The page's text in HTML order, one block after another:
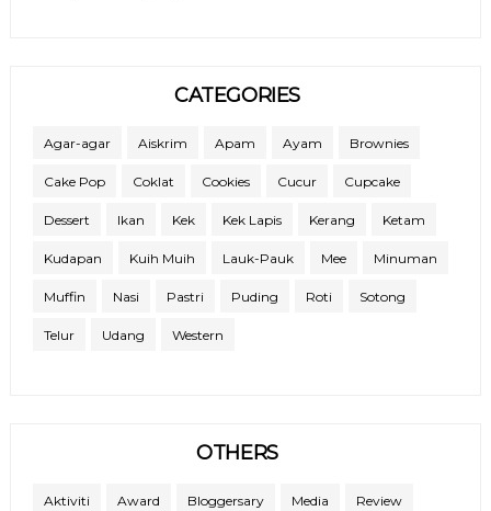
CATEGORIES
Agar-agar Aiskrim Apam Ayam Brownies
Cake Pop Coklat Cookies Cucur Cupcake
Dessert Ikan Kek Kek Lapis Kerang Ketam
Kudapan Kuih Muih Lauk-Pauk Mee Minuman
Muffin Nasi Pastri Puding Roti Sotong
Telur Udang Western
OTHERS
Aktiviti Award Bloggersary Media Review